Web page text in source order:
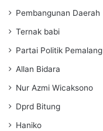
Pembangunan Daerah
Ternak babi
Partai Politik Pemalang
Allan Bidara
Nur Azmi Wicaksono
Dprd Bitung
Haniko